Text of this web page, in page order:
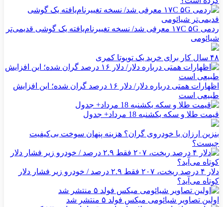
ردمی ۱۷C ۵G معرفی شد/ نسخه تغییرنام‌یافته یک گوشی قدیمی‌تر
شیائومی
۴۸ سال کار برای خرید یک تویوتا کمری
اظهارات همتی درباره دلار/ دلار ۱۶ درصد گران شده؛ این افزایش
طبیعی است
قیمت طلا و سکه یکشنبه 18 مرداد+ جدول
بنزین ارزان یا خودروی گران؟ هزینه پنهان سوخت بی‌کیفیت
چیست؟
دلار ۴ درصد ریخت، ۲۰۷ فقط ۲.۹ درصد / خودرو زیر فشار دلار
کوتاه می‌آید؟
اولین تصاویر شیائومی میکس فولد ۵ منتشر شد